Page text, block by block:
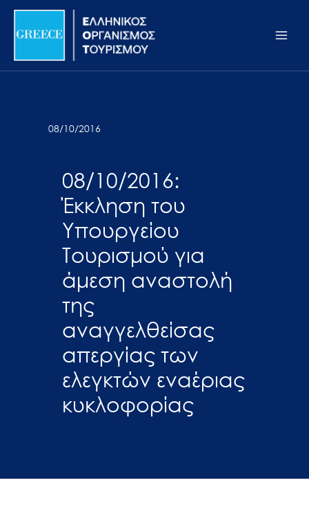
Σημείωση:
ιστότοπος
προσβασιμότητας.
Μετάβαση
περιεχόμενο
08/10/2016
08/10/2016:
Έκκληση του
Υπουργείου
Τουρισμού για
άμεση αναστολή
της
αναγγελθείσας
απεργίας των
ελεγκτών εναέριας
κυκλοφορίας